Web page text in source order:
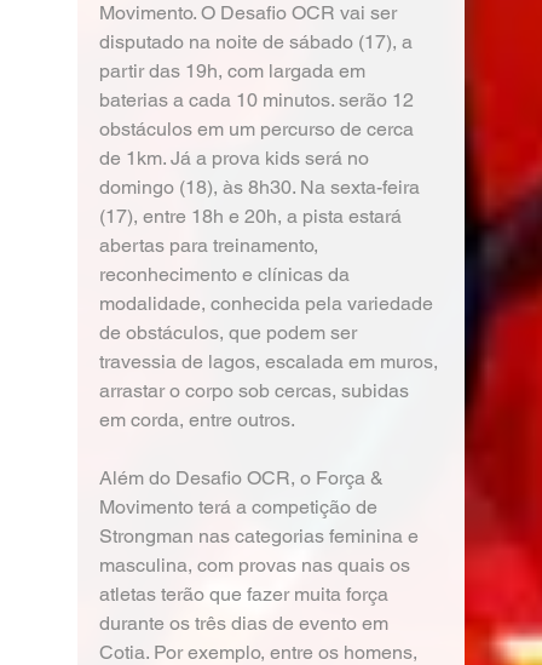
Movimento. O Desafio OCR vai ser
disputado na noite de sábado (17), a
partir das 19h, com largada em
baterias a cada 10 minutos. serão 12
obstáculos em um percurso de cerca
de 1km. Já a prova kids será no
domingo (18), às 8h30. Na sexta-feira
(17), entre 18h e 20h, a pista estará
abertas para treinamento,
reconhecimento e clínicas da
modalidade, conhecida pela variedade
de obstáculos, que podem ser
travessia de lagos, escalada em muros,
arrastar o corpo sob cercas, subidas
em corda, entre outros.
Além do Desafio OCR, o Força &
Movimento terá a competição de
Strongman nas categorias feminina e
masculina, com provas nas quais os
atletas terão que fazer muita força
durante os três dias de evento em
Cotia. Por exemplo, entre os homens,